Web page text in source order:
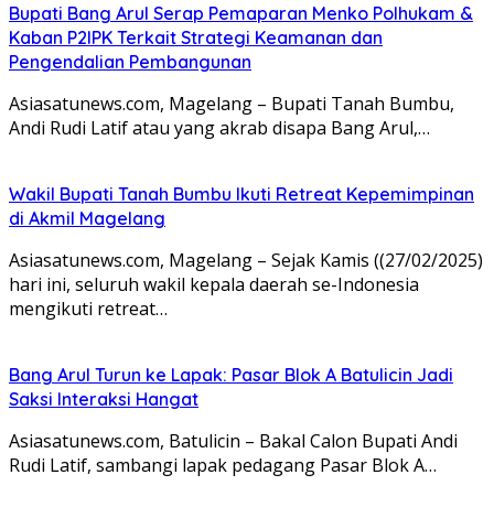
Bupati Bang Arul Serap Pemaparan Menko Polhukam &
Kaban P2IPK Terkait Strategi Keamanan dan
Pengendalian Pembangunan
Asiasatunews.com, Magelang – Bupati Tanah Bumbu,
Andi Rudi Latif atau yang akrab disapa Bang Arul,…
Wakil Bupati Tanah Bumbu Ikuti Retreat Kepemimpinan
di Akmil Magelang
Asiasatunews.com, Magelang – Sejak Kamis ((27/02/2025)
hari ini, seluruh wakil kepala daerah se-Indonesia
mengikuti retreat…
Bang Arul Turun ke Lapak: Pasar Blok A Batulicin Jadi
Saksi Interaksi Hangat
Asiasatunews.com, Batulicin – Bakal Calon Bupati Andi
Rudi Latif, sambangi lapak pedagang Pasar Blok A…